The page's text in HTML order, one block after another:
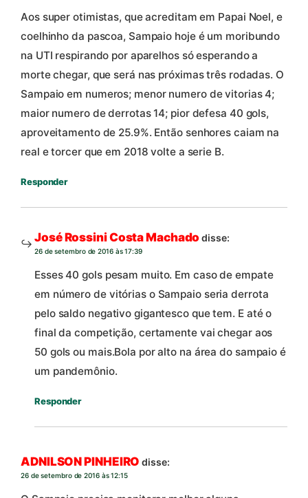
Aos super otimistas, que acreditam em Papai Noel, e
coelhinho da pascoa, Sampaio hoje é um moribundo
na UTI respirando por aparelhos só esperando a
morte chegar, que será nas próximas três rodadas. O
Sampaio em numeros; menor numero de vitorias 4;
maior numero de derrotas 14; pior defesa 40 gols,
aproveitamento de 25.9%. Então senhores caiam na
real e torcer que em 2018 volte a serie B.
Responder
José Rossini Costa Machado disse:
26 de setembro de 2016 às 17:39
Esses 40 gols pesam muito. Em caso de empate
em número de vitórias o Sampaio seria derrota
pelo saldo negativo gigantesco que tem. E até o
final da competição, certamente vai chegar aos
50 gols ou mais.Bola por alto na área do sampaio é
um pandemônio.
Responder
ADNILSON PINHEIRO disse:
26 de setembro de 2016 às 12:15